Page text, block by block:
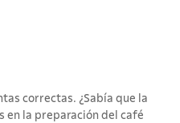
correctas. ¿Sabía que la
en la preparación del café